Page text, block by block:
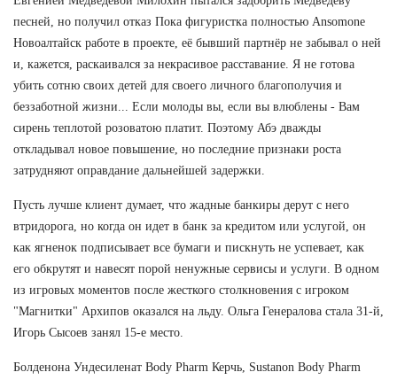
песней, но получил отказ Пока фигуристка полностью Ansomone
Новоалтайск работе в проекте, её бывший партнёр не забывал о ней
и, кажется, раскаивался за некрасивое расставание. Я не готова
убить сотню своих детей для своего личного благополучия и
беззаботной жизни... Если молоды вы, если вы влюблены - Вам
сирень теплотой розоватою платит. Поэтому Абэ дважды
откладывал новое повышение, но последние признаки роста
затрудняют оправдание дальнейшей задержки.
Пусть лучше клиент думает, что жадные банкиры дерут с него
втридорога, но когда он идет в банк за кредитом или услугой, он
как ягненок подписывает все бумаги и пискнуть не успевает, как
его обкрутят и навесят порой ненужные сервисы и услуги. В одном
из игровых моментов после жесткого столкновения с игроком
"Магнитки" Архипов оказался на льду. Ольга Генералова стала 31-й,
Игорь Сысоев занял 15-е место.
Болденона Ундесиленат Body Pharm Керчь, Sustanon Body Pharm